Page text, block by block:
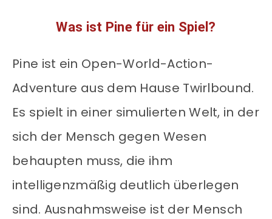
Was ist Pine für ein Spiel?
Pine ist ein Open-World-Action-
Adventure aus dem Hause Twirlbound.
Es spielt in einer simulierten Welt, in der
sich der Mensch gegen Wesen
behaupten muss, die ihm
intelligenzmäßig deutlich überlegen
sind. Ausnahmsweise ist der Mensch